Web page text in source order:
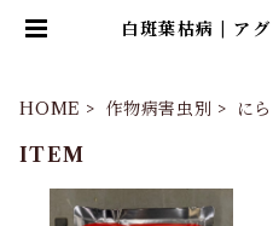
白斑葉枯病 | ア
HOME 作物病害虫別 にら
ITEM